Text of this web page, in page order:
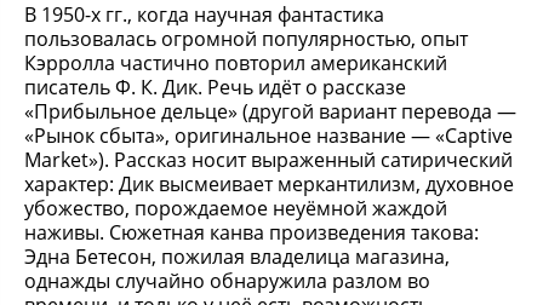
В 1950-х гг., когда научная фантастика
пользовалась огромной популярностью, опыт
Кэрролла частично повторил американский
писатель Ф. К. Дик. Речь идёт о рассказе
«Прибыльное дельце» (другой вариант перевода —
«Рынок сбыта», оригинальное название — «Captive
Market»). Рассказ носит выраженный сатирический
характер: Дик высмеивает меркантилизм, духовное
убожество, порождаемое неуёмной жаждой
наживы. Сюжетная канва произведения такова:
Эдна Бетесон, пожилая владелица магазина,
однажды случайно обнаружила разлом во